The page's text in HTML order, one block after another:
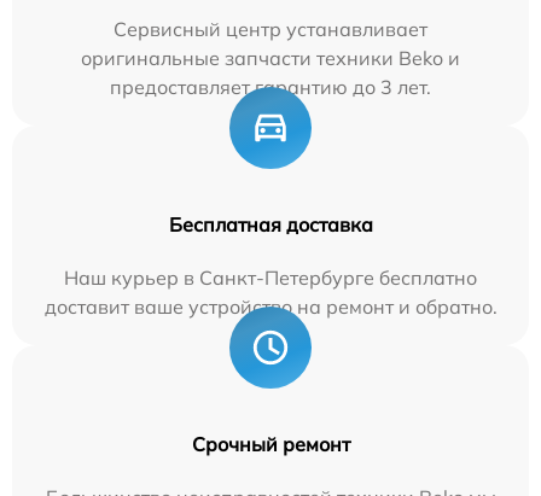
Сервисный центр устанавливает
оригинальные запчасти техники Beko и
предоставляет гарантию до 3 лет.
Бесплатная доставка
Наш курьер в Санкт-Петербурге бесплатно
доставит ваше устройство на ремонт и обратно.
Срочный ремонт